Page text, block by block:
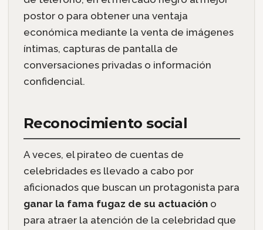
postor o para obtener una ventaja
económica mediante la venta de imágenes
íntimas, capturas de pantalla de
conversaciones privadas o información
confidencial.
Reconocimiento social
A veces, el pirateo de cuentas de
celebridades es llevado a cabo por
aficionados que buscan un protagonista para
ganar la fama fugaz de su actuacióno
para atraer la atención de la celebridad que